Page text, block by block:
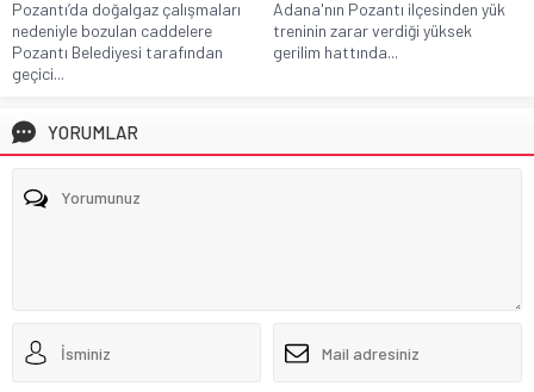
Pozantı’da doğalgaz çalışmaları
nedeniyle bozulan caddelere
Pozantı Belediyesi tarafından
geçici...
Adana'nın Pozantı ilçesinden yük
treninin zarar verdiği yüksek
gerilim hattında...
YORUMLAR